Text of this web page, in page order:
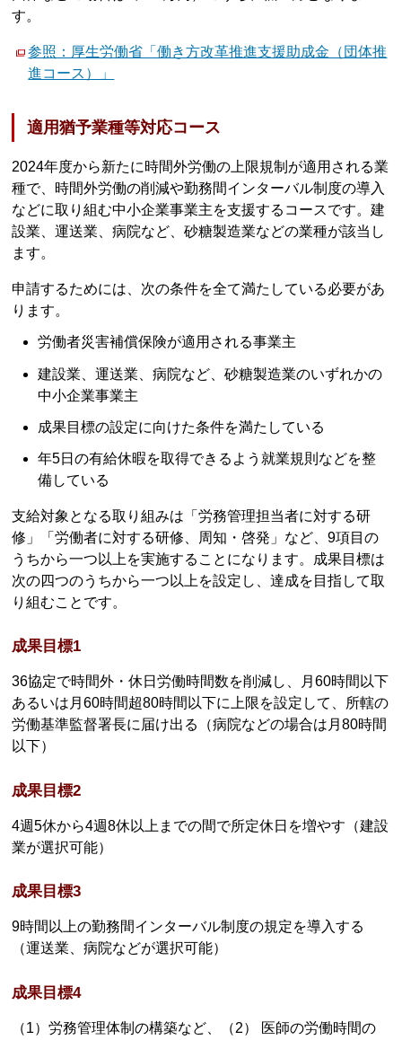
す。
参照：厚生労働省「働き方改革推進支援助成金（団体推
進コース）」
適用猶予業種等対応コース
2024年度から新たに時間外労働の上限規制が適用される業
種で、時間外労働の削減や勤務間インターバル制度の導入
などに取り組む中小企業事業主を支援するコースです。建
設業、運送業、病院など、砂糖製造業などの業種が該当し
ます。
申請するためには、次の条件を全て満たしている必要があ
ります。
労働者災害補償保険が適用される事業主
建設業、運送業、病院など、砂糖製造業のいずれかの
中小企業事業主
成果目標の設定に向けた条件を満たしている
年5日の有給休暇を取得できるよう就業規則などを整
備している
支給対象となる取り組みは「労務管理担当者に対する研
修」「労働者に対する研修、周知・啓発」など、9項目の
うちから一つ以上を実施することになります。成果目標は
次の四つのうちから一つ以上を設定し、達成を目指して取
り組むことです。
成果目標1
36協定で時間外・休日労働時間数を削減し、月60時間以下
あるいは月60時間超80時間以下に上限を設定して、所轄の
労働基準監督署長に届け出る（病院などの場合は月80時間
以下）
成果目標2
4週5休から4週8休以上までの間で所定休日を増やす（建設
業が選択可能）
成果目標3
9時間以上の勤務間インターバル制度の規定を導入する
（運送業、病院などが選択可能）
成果目標4
（1）労務管理体制の構築など、（2） 医師の労働時間の